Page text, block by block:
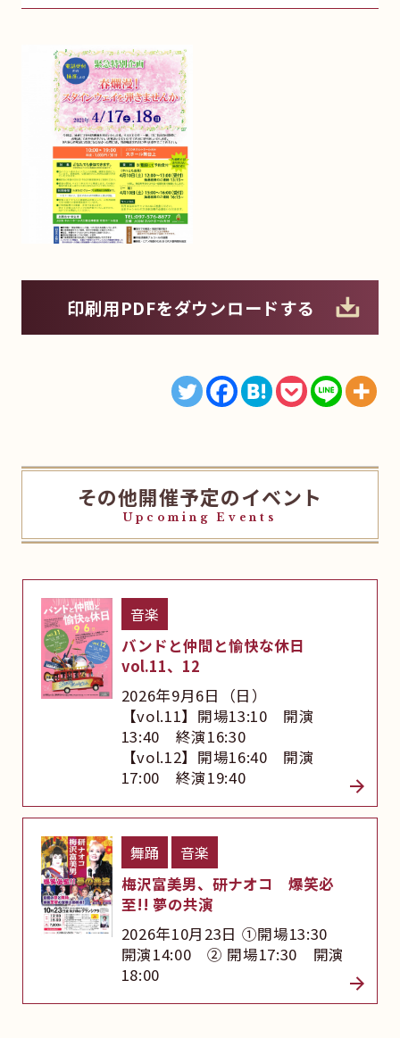
印刷用PDFをダウンロードする
その他開催予定のイベント
Upcoming Events
音楽
バンドと仲間と愉快な休日
vol.11、12
2026年9月6日（日）
【vol.11】開場13:10 開演
13:40 終演16:30
【vol.12】開場16:40 開演
17:00 終演19:40
舞踊
音楽
梅沢富美男、研ナオコ 爆笑必
至!! 夢の共演
2026年10月23日 ①開場13:30
開演14:00 ② 開場17:30 開演
18:00